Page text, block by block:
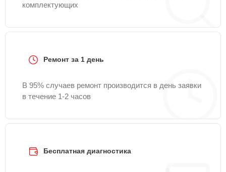
комплектующих
Ремонт за 1 день
В 95% случаев ремонт производится в день заявки
в течение 1-2 часов
Бесплатная диагностика